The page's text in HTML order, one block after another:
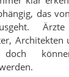
das
doch